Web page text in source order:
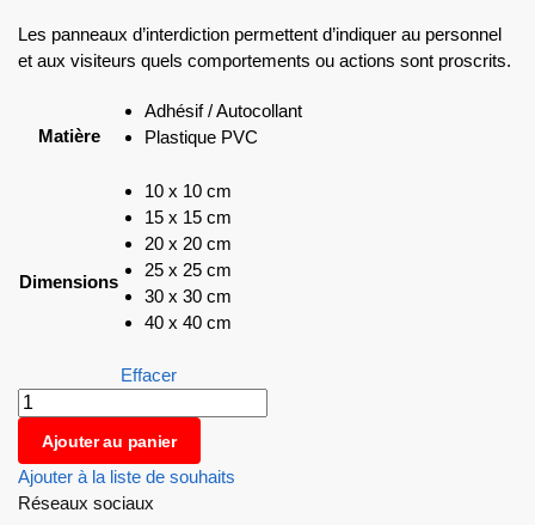
Les panneaux d’interdiction permettent d’indiquer au personnel
et aux visiteurs quels comportements ou actions sont proscrits.
Matière
Adhésif / Autocollant
Plastique PVC
Dimensions
10 x 10 cm
15 x 15 cm
20 x 20 cm
25 x 25 cm
30 x 30 cm
40 x 40 cm
Effacer
Ajouter au panier
Ajouter à la liste de souhaits
Réseaux sociaux